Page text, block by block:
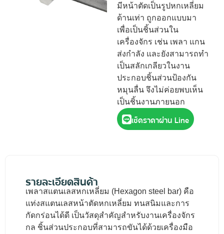
มีหน้าตัดเป็นรูปหกเหลี่ยม
ด้านเท่า ถูกออกแบบมา
เพื่อเป็นชิ้นส่วนใน
เครื่องจักร เช่น เพลา แกน
ส่งกำลัง และยังสามารถทำ
เป็นสลักเกลียวในงาน
ประกอบชิ้นส่วนป้องกัน
หมุนลื่น จึงไม่ค่อยพบเห็น
เป็นชิ้นงานภายนอก
เช็คราคาผ่าน Line
รายละเอียดสินค้า
เพลาสแตนเลสหกเหลี่ยม (Hexagon steel bar) คือ
แท่งสแตนเลสหน้าตัดหกเหลี่ยม ทนสนิมและการ
กัดกร่อนได้ดี เป็นวัสดุสำคัญสำหรับงานเครื่องจักร
กล ชิ้นส่วนประกอบที่สามารถขันได้ด้วยเครื่องมือ